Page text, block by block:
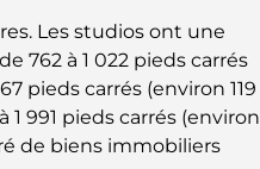
Les studios ont une
762 à 1 022 pieds carrés
pieds carrés (environ 119
991 pieds carrés (environ
de biens immobiliers